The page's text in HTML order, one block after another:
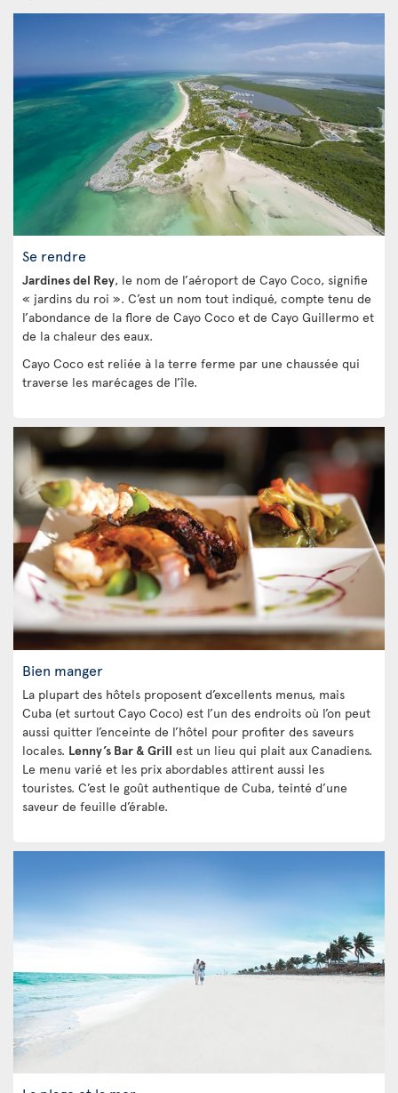
Se rendre
Jardines del Rey, le nom de l’aéroport de Cayo Coco, signifie
« jardins du roi ». C’est un nom tout indiqué, compte tenu de
l’abondance de la flore de Cayo Coco et de Cayo Guillermo et
de la chaleur des eaux.
Cayo Coco est reliée à la terre ferme par une chaussée qui
traverse les marécages de l’île.
Bien manger
La plupart des hôtels proposent d’excellents menus, mais
Cuba (et surtout Cayo Coco) est l’un des endroits où l’on peut
aussi quitter l’enceinte de l’hôtel pour profiter des saveurs
locales. Lenny’s Bar & Grill est un lieu qui plait aux Canadiens.
Le menu varié et les prix abordables attirent aussi les
touristes. C’est le goût authentique de Cuba, teinté d’une
saveur de feuille d’érable.